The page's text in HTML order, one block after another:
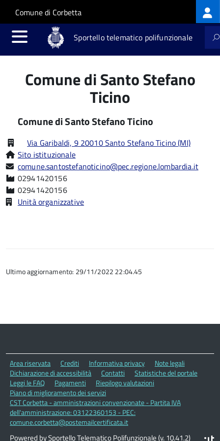
Salta al contenuto principale
Skip to site navigation
Comune di Corbetta
Sportello telematico polifunzionale
Comune di Santo Stefano
Ticino
Comune di Santo Stefano Ticino
Via Garibaldi, 9 20010 Santo Stefano Ticino (MI)
Sito istituzionale
comune.santostefanoticino@pec.regione.lombardia.it
02941420156
02941420156
Unità organizzative
Ultimo aggiornamento: 29/11/2022 22:04.45
Area riservata Crediti Informativa privacy
Note legali
Dichiarazione di accessibilità
Contatti
Statistiche del portale
Leggi le FAQ
Pagamenti
Riepilogo valutazioni
Piano di miglioramento dei servizi
CST Corbetta - amministrazioni convenzionate - Partita IVA
dell'amministrazione: 03122360153 - PEC:
comune.corbetta@postemailcertificata.it
Powered by Sportello Telematico Polifunzionale (v. 10.41.2)